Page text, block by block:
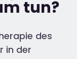
tun?
des
in der